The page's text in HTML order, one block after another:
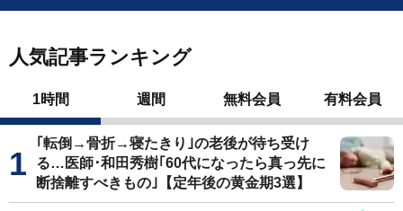
人気記事ランキング
1時間 週間 無料会員 有料会員
｢転倒→骨折→寝たきり｣の老後が待ち受け
る…医師･和田秀樹｢60代になったら真っ先に
断捨離すべきもの｣【定年後の黄金期3選】